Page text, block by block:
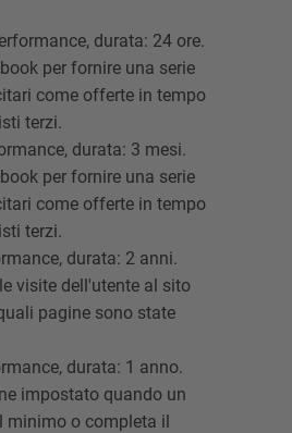
durata: 24 ore.
per fornire una serie
come offerte in tempo
terzi.
durata: 3 mesi.
per fornire una serie
come offerte in tempo
terzi.
durata: 2 anni.
visite dell'utente al sito
pagine sono state
durata: 1 anno.
impostato quando un
minimo o completa il